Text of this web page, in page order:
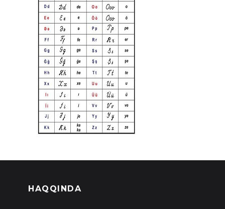
HAQQINDA